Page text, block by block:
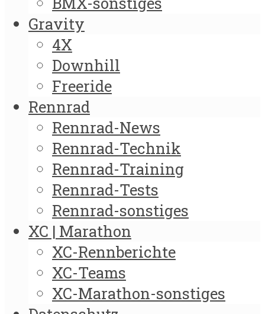
Gravity
4X
Downhill
Freeride
Rennrad
Rennrad-News
Rennrad-Technik
Rennrad-Training
Rennrad-Tests
Rennrad-sonstiges
XC | Marathon
XC-Rennberichte
XC-Teams
XC-Marathon-sonstiges